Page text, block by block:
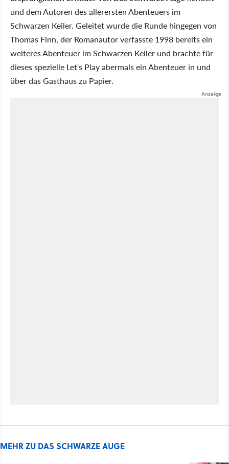
und dem Autoren des allerersten Abenteuers im
Schwarzen Keiler. Geleitet wurde die Runde hingegen von
Thomas Finn, der Romanautor verfasste 1998 bereits ein
weiteres Abenteuer im Schwarzen Keiler und brachte für
dieses spezielle Let's Play abermals ein Abenteuer in und
über das Gasthaus zu Papier.
MEHR ZU DAS SCHWARZE AUGE